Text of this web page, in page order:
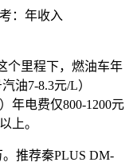
：年收入
个里程下，燃油车年
油7-8.3元/L）
年电费仅800-1200元
上。
。推荐秦PLUS DM-